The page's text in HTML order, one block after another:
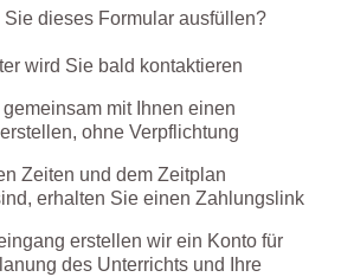
Sie dieses Formular ausfüllen?
wird Sie bald kontaktieren
mit Ihnen einen
ohne Verpflichtung
Zeiten und dem Zeitplan
erhalten Sie einen Zahlungslink
erstellen wir ein Konto für
des Unterrichts und Ihre